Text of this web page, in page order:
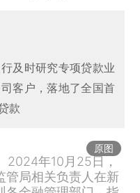
及时研究专项贷款业
客户，落地了全国首
款
原图
2024年10月25日，
管局相关负责人在新